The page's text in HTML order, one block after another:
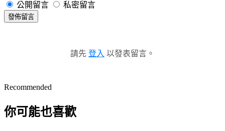
公開留言 私密留言
發佈留言
請先 登入 以發表留言。
Recommended
你可能也喜歡